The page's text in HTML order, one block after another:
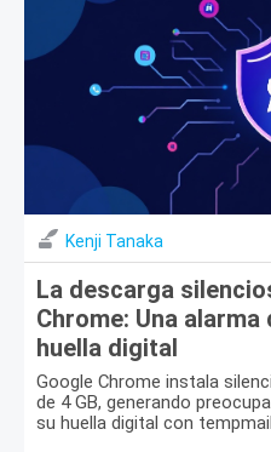
Kenji Tanaka
La descarga
Chrome: Una
huella digital
Google Chrome instala
de 4 GB, generando
su huella digital con